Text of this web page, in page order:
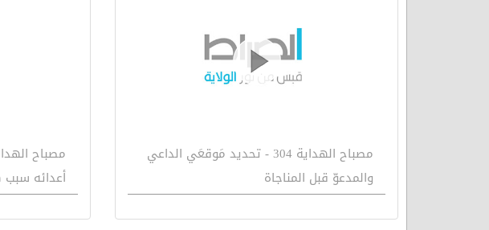
مصباح الهداية 304 - تحديد مَوقعَي الداعي
والمدعوّ قبل المناجاة
أعدائه سبب